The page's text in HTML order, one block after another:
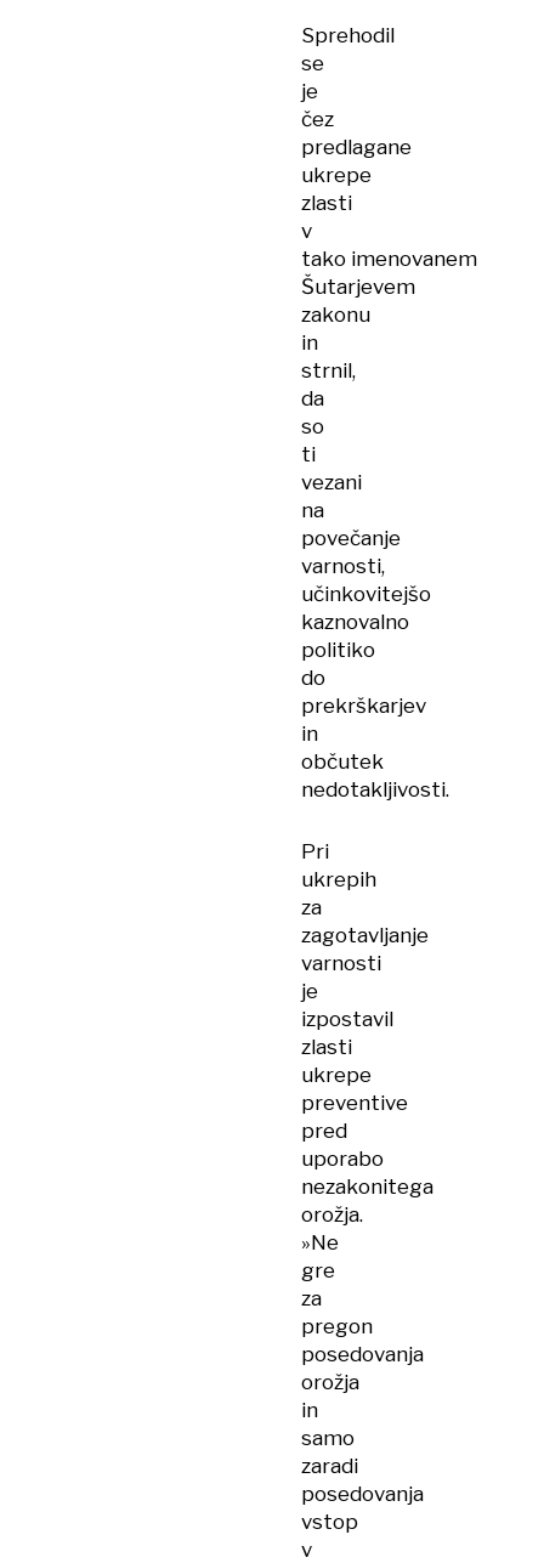
Sprehodil
se
je
čez
predlagane
ukrepe
zlasti
v
tako imenovanem
Šutarjevem
zakonu
in
strnil,
da
so
ti
vezani
na
povečanje
varnosti,
učinkovitejšo
kaznovalno
politiko
do
prekrškarjev
in
občutek
nedotakljivosti.
Pri
ukrepih
za
zagotavljanje
varnosti
je
izpostavil
zlasti
ukrepe
preventive
pred
uporabo
nezakonitega
orožja.
»Ne
gre
za
pregon
posedovanja
orožja
in
samo
zaradi
posedovanja
vstop
v